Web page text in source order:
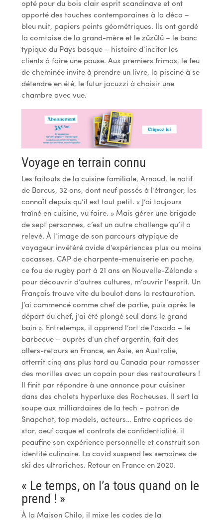
opté pour du bois clair esprit scandinave et ont
apporté des touches contemporaines à la déco –
bleu nuit, papiers peints géométriques. Ils ont gardé
la comtoise de la grand-mère et le züzülü – le banc
typique du Pays basque – histoire d’inciter les
clients à faire une pause. Aux premiers frimas, le feu
de cheminée invite à prendre un livre, la piscine à se
détendre en été, le futur jacuzzi à choisir une
chambre avec vue.
Voyage en terrain connu
Les faitouts de la cuisine familiale, Arnaud, le natif
de Barcus, 32 ans, dont neuf passés à l’étranger, les
connaît depuis qu’il est tout petit. « J’ai toujours
traîné en cuisine, vu faire. » Mais gérer une brigade
de sept personnes, c’est un autre challenge qu’il a
relevé. À l’image de son parcours atypique de
voyageur invétéré avide d’expériences plus ou moins
cocasses. CAP de charpente-menuiserie en poche,
ce fou de rugby part à 21 ans en Nouvelle-Zélande «
pour découvrir d’autres cultures, m’ouvrir l’esprit. Un
Français trouve vite du boulot dans la restauration.
J’ai commencé comme chef de partie, puis après le
départ du chef, j’ai été plongé seul dans le grand
bain ». Entretemps, il apprend l’art de l’asado – le
barbecue – auprès d’un chef argentin, fait des
allers-retours en France, en Asie, en Australie,
atterrit cinq ans plus tard au Canada pour ramasser
des morilles avec un copain pour des restaurateurs !
Il finit par répondre à une annonce pour cuisiner
dans des chalets hyperluxe des Rocheuses. Il sert la
soupe aux milliardaires de la tech – patron de
Snapchat, top models, acteurs… Entre caprices de
star, oeuf coque et contrats de confidentialité, il
peaufine son expérience personnelle et construit son
identité culinaire. La covid suspend les semaines de
ski des ultrariches. Retour en France en 2020.
« Le temps, on l’a tous quand on le
prend ! »
À la Maison Chilo, il mixe les codes de la